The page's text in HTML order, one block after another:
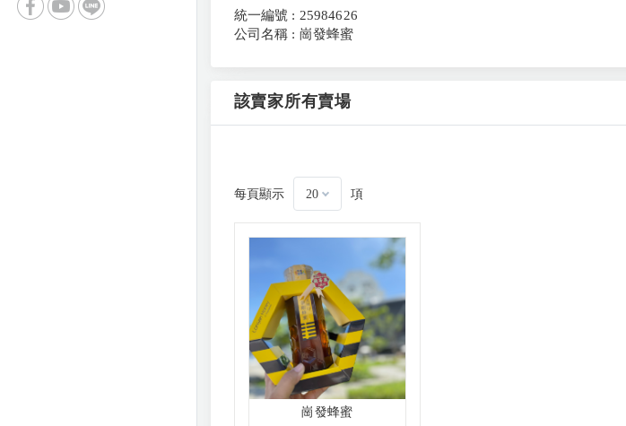
統一編號 : 25984626
公司名稱 : 崗發蜂蜜
該賣家所有賣場
每頁顯示 20 項
崗發蜂蜜